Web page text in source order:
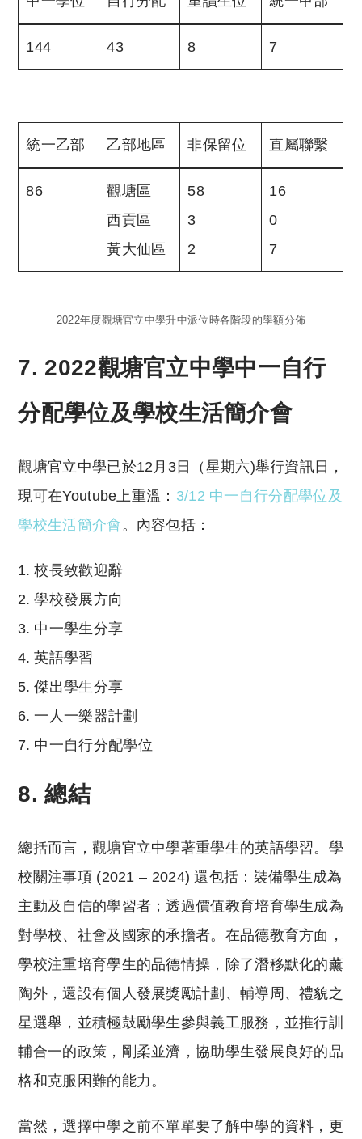
144 43 8 7
統一乙部 乙部地區 非保留位 直屬聯繫
86
觀塘區
西貢區
黃大仙區
58
3
2
16
0
7
2022年度觀塘官立中學升中派位時各階段的學額分佈
7. 2022觀塘官立中學中一自行
分配學位及學校生活簡介會
觀塘官立中學已於12月3日（星期六)舉行資訊日，
現可在Youtube上重溫： 3/12 中一自行分配學位及
學校生活簡介會。內容包括：
校長致歡迎辭
學校發展方向
中一學生分享
英語學習
傑出學生分享
一人一樂器計劃
中一自行分配學位
8. 總結
總括而言，觀塘官立中學著重學生的英語學習。學
校關注事項 (2021 – 2024) 還包括：裝備學生成為
主動及自信的學習者；透過價值教育培育學生成為
對學校、社會及國家的承擔者。在品德教育方面，
學校注重培育學生的品德情操，除了潛移默化的薰
陶外，還設有個人發展獎勵計劃、輔導周、禮貌之
星選舉，並積極鼓勵學生參與義工服務，並推行訓
輔合一的政策，剛柔並濟，協助學生發展良好的品
格和克服困難的能力。
當然，選擇中學之前不單單要了解中學的資料，更